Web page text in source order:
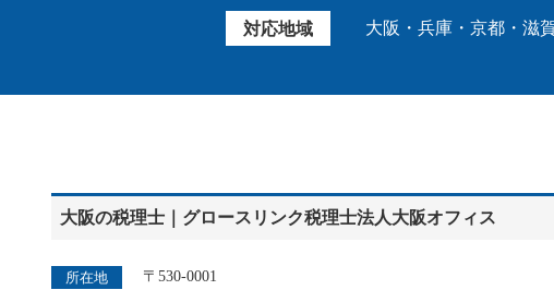
対応地域 大阪・兵庫・京都・滋
大阪の税理士｜グロースリンク税理士法人大阪オフィス
所在地
〒530-0001